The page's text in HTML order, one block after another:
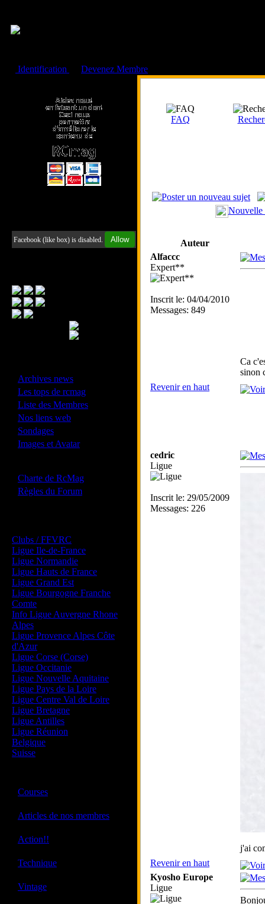
Identification
Devenez Membre
Facebook (like box) is disabled. Allow
Archives news
Les tops de rcmag
Liste des Membres
Nos liens web
Sondages
Images et Avatar
Charte de RcMag
Règles du Forum
Clubs / FFVRC
Ligue Ile-de-France
Ligue Normandie
Ligue Hauts de France
Ligue Grand Est
Ligue Bourgogne Franche
Comte
Info Ligue Auvergne Rhone
Alpes
Ligue Provence Alpes Côte
d'Azur
Ligue Corse (Corse)
Ligue Occitanie
Ligue Nouvelle Aquitaine
Ligue Pays de la Loire
Ligue Centre Val de Loire
Ligue Bretagne
Ligue Antilles
Ligue Réunion
Belgique
Suisse
Courses
Articles de nos membres
Action!!
Technique
Vintage
FAQ
Auteur
Alfaccc
Expert**
Inscrit le: 04/04/2010
Messages: 849
Ca
sinon
Revenir en haut
cedric
Ligue
Inscrit le: 29/05/2009
Messages: 226
j'ai
Revenir en haut
Kyosho Europe
Ligue